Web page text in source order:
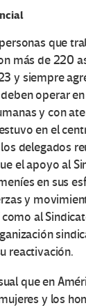
que
más de 220
y siempre
operar
y con
en el
delegados
el apoyo al
en sus
y
como al
reactivación.
que en
y los